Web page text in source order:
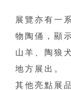
展覽亦有一
物陶俑，顯
山羊、陶狼
地方展出。
其他亮點展